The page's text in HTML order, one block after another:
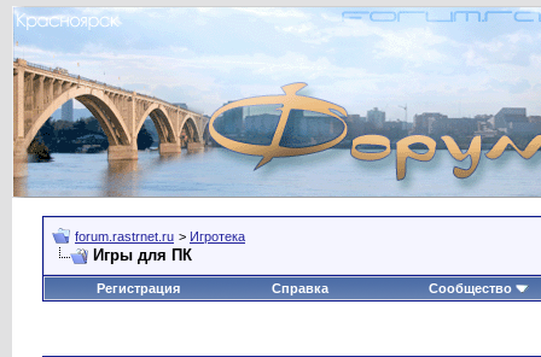
forum.rastrnet.ru > Игротека
Игры для ПК
Регистрация Справка Сообщество